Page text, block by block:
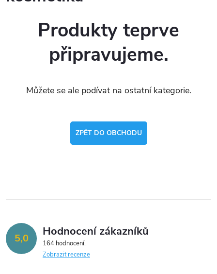
Produkty teprve
připravujeme.
Můžete se ale podívat na ostatní kategorie.
ZPĚT DO OBCHODU
5,0 Hodnocení zákazníků
164 hodnocení
Zobrazit recenze